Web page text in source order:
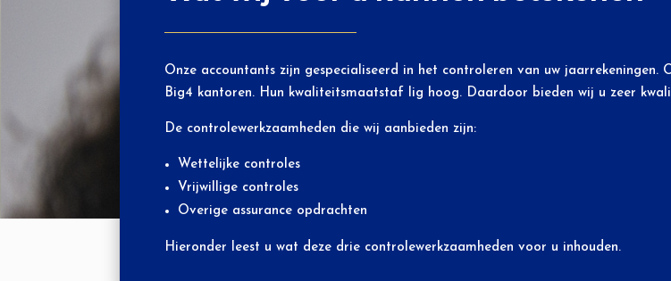
Onze accountants zijn gespecialiseerd in het controleren van uw
Big4 kantoren. Hun kwaliteitsmaatstaf lig hoog. Daardoor bieden wij u zeer
De controlewerkzaamheden die wij aanbieden zijn:
Wettelijke controles
Vrijwillige controles
Overige assurance opdrachten
Hieronder leest u wat deze drie controlewerkzaamheden voor u inhouden.